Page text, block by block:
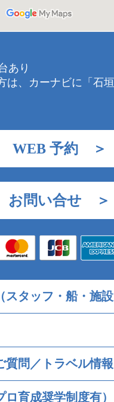
あり
は、カーナビに「石
WEB 予約 ＞
問い合せ ＞
スタッフ・船・施
質問／トラベル情報
育成奨学制度有）